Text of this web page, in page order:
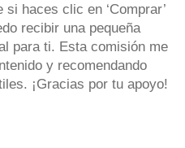
haces clic en ‘Comprar’
recibir una pequeña
para ti. Esta comisión me
y recomendando
¡Gracias por tu apoyo!